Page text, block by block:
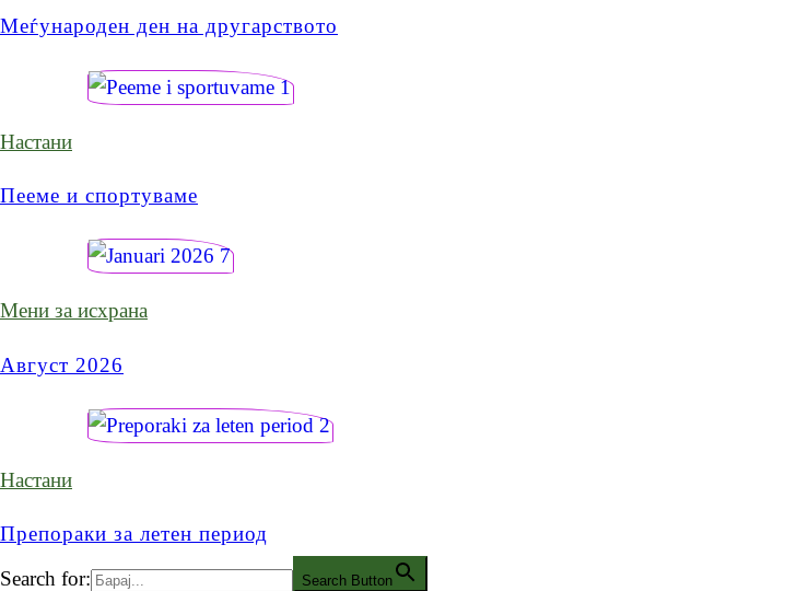
Меѓународен ден на другарството
Настани
Пееме и спортуваме
Мени за исхрана
Август 2026
Настани
Препораки за летен период
Search for:
Search Button